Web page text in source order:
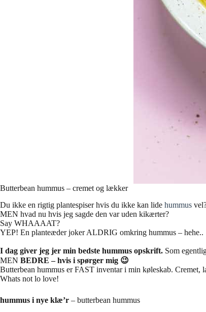
Butterbean hummus – cremet og lækker
Du ikke en rigtig plantespiser hvis du ikke kan lide hummus
MEN hvad nu hvis jeg sagde den var uden kikærter?
Say WHAAAAT?
YEP! En planteæder joker ALDRIG omkring hummus – hehe..
I dag giver jeg jer min bedste hummus opskrift. Som
MEN BEDRE – hvis i spørger mig 😉
Butterbean hummus er FAST inventar i min køleskab.
Whats not lo love!
hummus i nye klæ’r – butterbean hummus